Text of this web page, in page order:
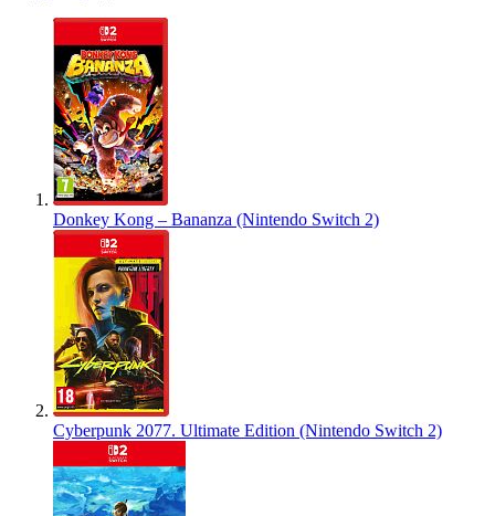
Donkey Kong – Bananza (Nintendo Switch 2)
Cyberpunk 2077. Ultimate Edition (Nintendo Switch 2)